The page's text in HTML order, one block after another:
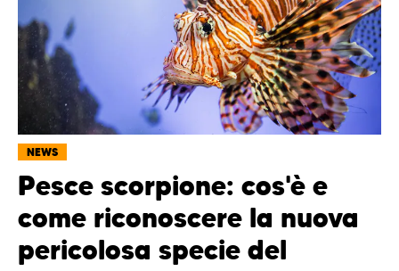
NEWS
Pesce scorpione: cos'è e
come riconoscere la nuova
pericolosa specie del